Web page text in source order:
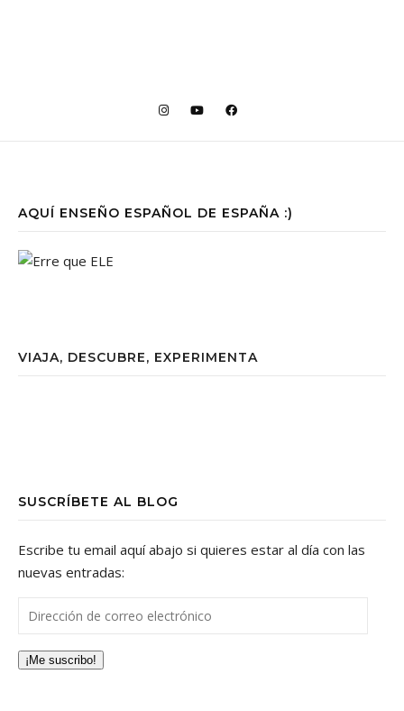
AQUÍ ENSEÑO ESPAÑOL DE ESPAÑA :)
VIAJA, DESCUBRE, EXPERIMENTA
SUSCRÍBETE AL BLOG
Escribe tu email aquí abajo si quieres estar al día con las
nuevas entradas:
Dirección de correo electrónico
¡Me suscribo!